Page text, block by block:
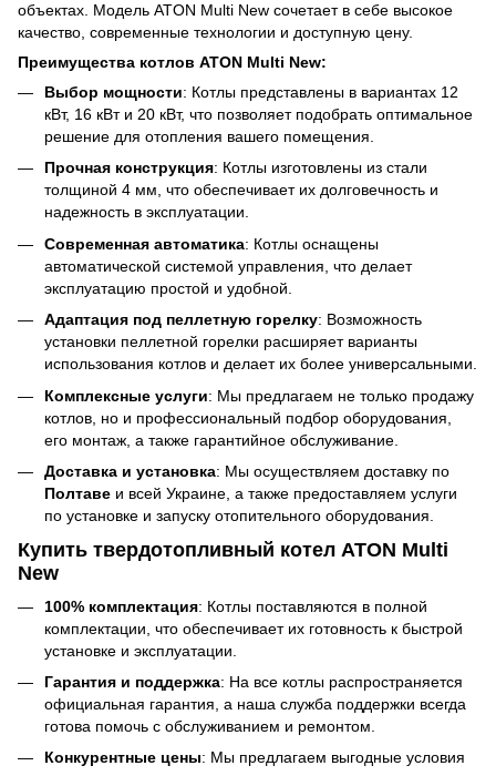
объектах. Модель ATON Multi New сочетает в себе высокое
качество, современные технологии и доступную цену.
Преимущества котлов ATON Multi New:
Выбор мощности: Котлы представлены в вариантах 12
кВт, 16 кВт и 20 кВт, что позволяет подобрать оптимальное
решение для отопления вашего помещения.
Прочная конструкция: Котлы изготовлены из стали
толщиной 4 мм, что обеспечивает их долговечность и
надежность в эксплуатации.
Современная автоматика: Котлы оснащены
автоматической системой управления, что делает
эксплуатацию простой и удобной.
Адаптация под пеллетную горелку: Возможность
установки пеллетной горелки расширяет варианты
использования котлов и делает их более универсальными.
Комплексные услуги: Мы предлагаем не только продажу
котлов, но и профессиональный подбор оборудования,
его монтаж, а также гарантийное обслуживание.
Доставка и установка: Мы осуществляем доставку по
Полтаве и всей Украине, а также предоставляем услуги
по установке и запуску отопительного оборудования.
Купить твердотопливный котел ATON Multi
New
100% комплектация: Котлы поставляются в полной
комплектации, что обеспечивает их готовность к быстрой
установке и эксплуатации.
Гарантия и поддержка: На все котлы распространяется
официальная гарантия, а наша служба поддержки всегда
готова помочь с обслуживанием и ремонтом.
Конкурентные цены: Мы предлагаем выгодные условия